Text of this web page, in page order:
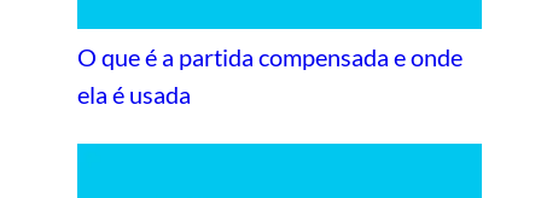
O que é a partida compensada e onde
ela é usada